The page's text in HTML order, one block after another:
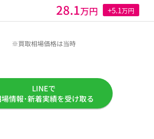
28.1万円 +5.1万円
※買取相場価格は当時
LINEで
情報･新着実績を受け取る